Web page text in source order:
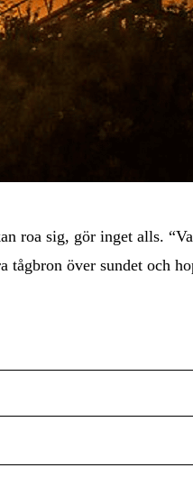
roa sig, gör inget alls.
över sundet och